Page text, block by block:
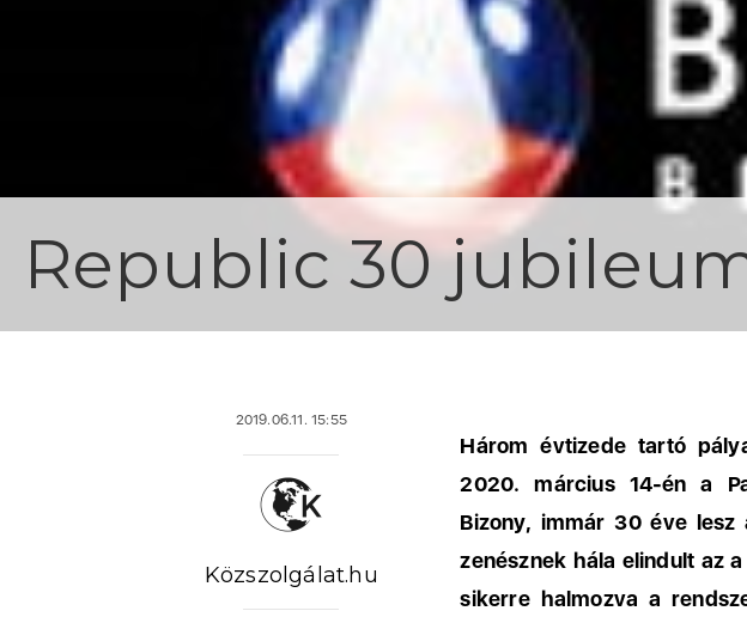
Republic 30
2019.06.11. 15:55
Közszolgálat.hu
Három évtizede tartó
2020. március 14-én a
Bizony, immár 30 éve
zenésznek hála elindult az
sikerre halmozva a